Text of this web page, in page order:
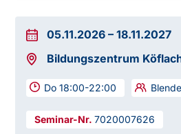
05.11.2026 –18.11.2027
Bildungszentrum
Do 18:00-22:00
7020007626